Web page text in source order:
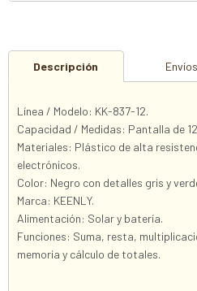
Descripción Envíos
Línea / Modelo: KK-837-12.
Capacidad / Medidas: Pantalla de
Materiales: Plástico de alta
electrónicos.
Color: Negro con detalles gris y
Marca: KEENLY.
Alimentación: Solar y batería.
Funciones: Suma, resta,
memoria y cálculo de totales.